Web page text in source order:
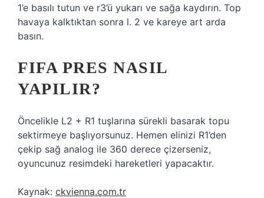
1’e basılı tutun ve r3’ü yukarı ve sağa kaydırın. Top
havaya kalktıktan sonra l. 2 ve kareye art arda
basın.
FIFA PRES NASIL
YAPILIR?
Öncelikle L2 + R1 tuşlarına sürekli basarak topu
sektirmeye başlıyorsunuz. Hemen elinizi R1’den
çekip sağ analog ile 360 ​​derece çizerseniz,
oyuncunuz resimdeki hareketleri yapacaktır.
Kaynak: ckvienna.com.tr